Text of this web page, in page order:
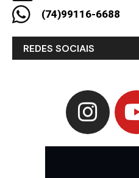
(74)99116-6688
REDES SOCIAIS